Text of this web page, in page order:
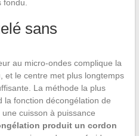
sans
au micro-ondes complique la
et le centre met plus longtemps
La méthode la plus
la fonction décongélation de
cuisson à puissance
produit un cordon